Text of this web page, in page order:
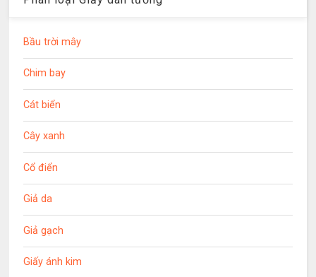
Bầu trời mây
Chim bay
Cát biển
Cây xanh
Cổ điển
Giả da
Giả gạch
Giấy ánh kim